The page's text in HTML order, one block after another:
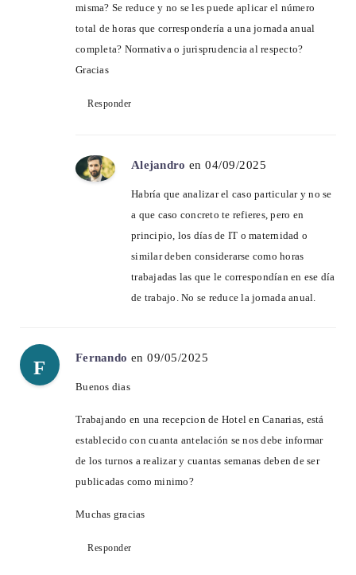
misma? Se reduce y no se les puede aplicar el número
total de horas que correspondería a una jornada anual
completa? Normativa o jurisprudencia al respecto?
Gracias
Responder
Alejandro en 04/09/2025
Habría que analizar el caso particular y no se
a que caso concreto te refieres, pero en
principio, los días de IT o maternidad o
similar deben considerarse como horas
trabajadas las que le correspondían en ese día
de trabajo. No se reduce la jornada anual.
F Fernando en 09/05/2025
Buenos dias
Trabajando en una recepcion de Hotel en Canarias, está
establecido con cuanta antelación se nos debe informar
de los turnos a realizar y cuantas semanas deben de ser
publicadas como minimo?
Muchas gracias
Responder